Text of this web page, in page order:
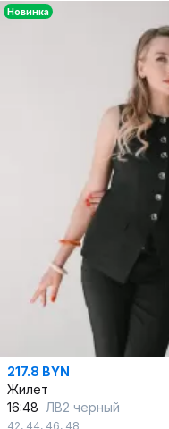
Новинка
217.8 BYN
Жилет
16:48 ЛВ2 черный
42, 44, 46, 48